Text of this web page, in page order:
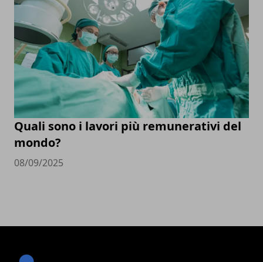
Quali sono i lavori più remunerativi del
mondo?
08/09/2025